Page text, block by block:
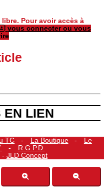
Pour avoir accès à
vous connecter ou vous
EN LIEN
TC La Boutique
Le
R.G.P.D.
- JLD Concept